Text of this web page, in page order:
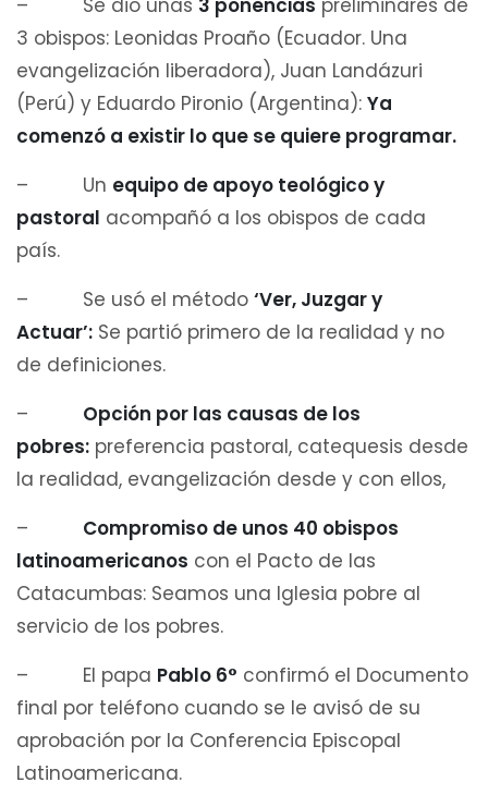
– Se dio unas 3 ponencias preliminares de
3 obispos: Leonidas Proaño (Ecuador. Una
evangelización liberadora), Juan Landázuri
(Perú) y Eduardo Pironio (Argentina): Ya
comenzó a existir lo que se quiere programar.
– Un equipo de apoyo teológico y
pastoral acompañó a los obispos de cada
país.
– Se usó el método ‘Ver, Juzgar y
Actuar’: Se partió primero de la realidad y no
de definiciones.
– Opción por las causas de los
pobres: preferencia pastoral, catequesis desde
la realidad, evangelización desde y con ellos,
– Compromiso de unos 40 obispos
latinoamericanos con el Pacto de las
Catacumbas: Seamos una Iglesia pobre al
servicio de los pobres.
– El papa Pablo 6° confirmó el Documento
final por teléfono cuando se le avisó de su
aprobación por la Conferencia Episcopal
Latinoamericana.